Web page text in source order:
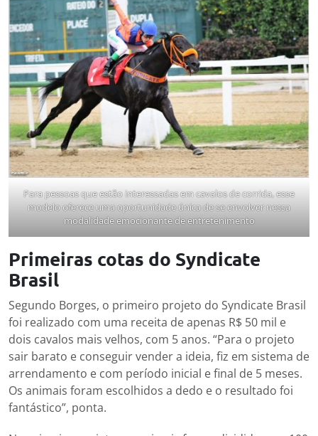
Para pessoas que estão interessadas em cavalos de corrida, esse
modelo oferece uma oportunidade única de se envolver nessa
modalidade emocionante de entretenimento
Primeiras cotas do Syndicate
Brasil
Segundo Borges, o primeiro projeto do Syndicate Brasil
foi realizado com uma receita de apenas R$ 50 mil e
dois cavalos mais velhos, com 5 anos. “Para o projeto
sair barato e conseguir vender a ideia, fiz em sistema de
arrendamento e com período inicial e final de 5 meses.
Os animais foram escolhidos a dedo e o resultado foi
fantástico”, ponta.